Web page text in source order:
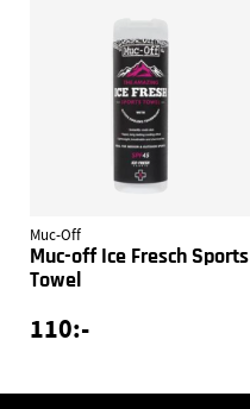
Muc-Off
Muc-off Ice Fresch Sports
Towel
110:-